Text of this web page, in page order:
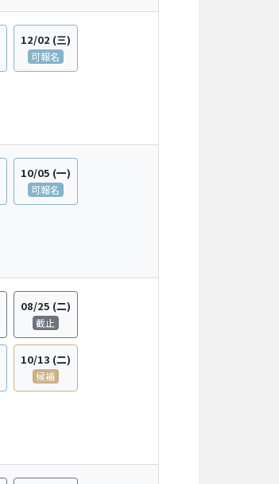
12/02 (三)
可報名
10/05 (一)
可報名
08/25 (二)
截止
10/13 (二)
候補